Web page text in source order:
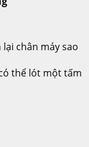
chân máy sao
thể lót một tấm